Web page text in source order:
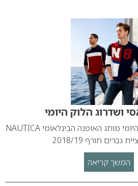
ושדרוג הלוק היומי
סטייל קלאסי ושדרוג הלוק היומי מותג האופנה הבינלאומי NAUTICA
גברים חורף 2018/19
המשך קריאה